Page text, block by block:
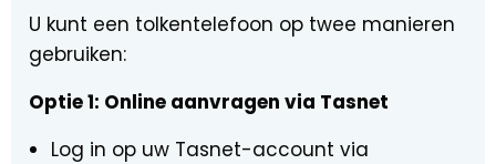
U kunt een tolkentelefoon op twee manieren
gebruiken:
Optie 1: Online aanvragen via Tasnet
Log in op uw Tasnet-account via